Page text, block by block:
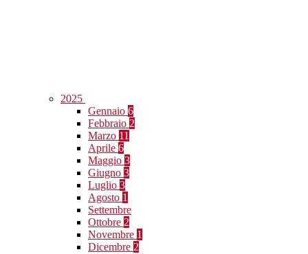
2025
Gennaio 6
Febbraio 2
Marzo 11
Aprile 6
Maggio 3
Giugno 3
Luglio 3
Agosto 1
Settembre
Ottobre 2
Novembre 1
Dicembre 2